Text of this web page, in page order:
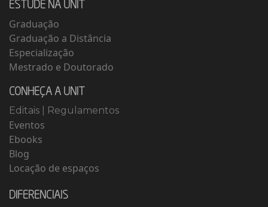
ESTUDE NA UNIT
Graduação
Graduação a Distância
Especialização
Mestrado e Doutorado
CONHEÇA A UNIT
Editais Regulamentos
Eventos
Ebooks
Blog
Locação de espaços
DIFERENCIAIS